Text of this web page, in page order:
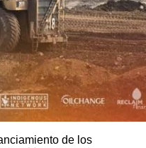
de los